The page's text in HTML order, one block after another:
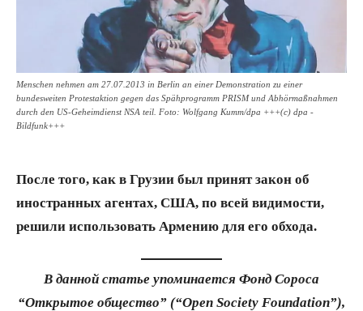
Menschen nehmen am 27.07.2013 in Berlin an einer Demonstration zu einer
bundesweiten Protestaktion gegen das Spähprogramm PRISM und Abhörmaßnahmen
durch den US-Geheimdienst NSA teil. Foto: Wolfgang Kumm/dpa +++(c) dpa -
Bildfunk+++
После того, как в Грузии был принят закон об
иностранных агентах, США, по всей видимости,
решили использовать Армению для его обхода.
В данной статье упоминается Фонд Сороса
“Открытое общество” (“Open Society Foundation”),